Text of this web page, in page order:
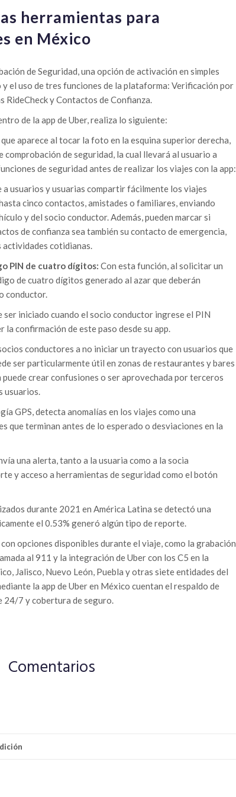
herramientas para
en México
de Seguridad, una opción de activación en simples
el uso de tres funciones de la plataforma: Verificación por
RideCheck y Contactos de Confianza.
de la app de Uber, realiza lo siguiente:
aparece al tocar la foto en la esquina superior derecha,
de seguridad, la cual llevará al usuario a
de seguridad antes de realizar los viajes con la app:
a usuarios y usuarias compartir fácilmente los viajes
cinco contactos, amistades o familiares, enviando
y del socio conductor. Además, pueden marcar si
de confianza sea también su contacto de emergencia,
cotidianas.
PIN de cuatro dígitos: Con esta función, al solicitar un
de cuatro dígitos generado al azar que deberán
conductor.
ser iniciado cuando el socio conductor ingrese el PIN
confirmación de este paso desde su app.
conductores a no iniciar un trayecto con usuarios que
ser particularmente útil en zonas de restaurantes y bares
crear confusiones o ser aprovechada por terceros
usuarios.
GPS, detecta anomalías en los viajes como una
que terminan antes de lo esperado o desviaciones en la
una alerta, tanto a la usuaria como a la socia
y acceso a herramientas de seguridad como el botón
durante 2021 en América Latina se detectó una
el 0.53% generó algún tipo de reporte.
opciones disponibles durante el viaje, como la grabación
al 911 y la integración de Uber con los C5 en la
Jalisco, Nuevo León, Puebla y otras siete entidades del
la app de Uber en México cuentan el respaldo de
24/7 y cobertura de seguro.
Comentarios